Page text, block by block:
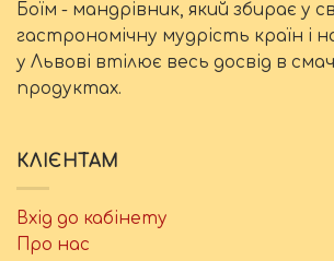
Боїм - мандрівник, який збирає у
гастрономічну мудрість країн і
у Львові втілює весь досвід в
продуктах.
КЛІЄНТАМ
Вхід до кабінету
Про нас